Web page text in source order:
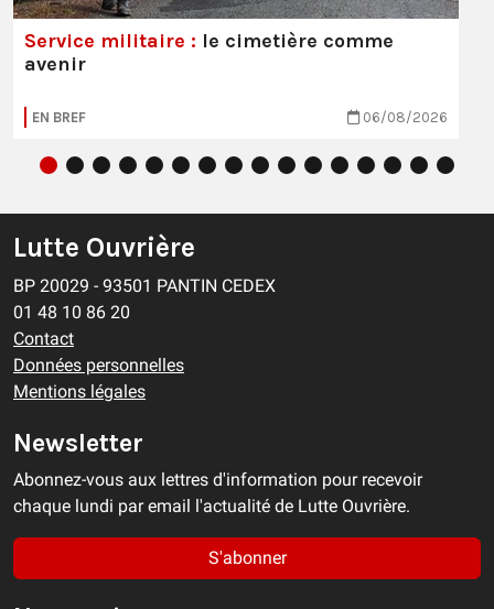
Service militaire : le cimetière comme
avenir
EN BREF 06/08/2026
Lutte Ouvrière
BP 20029 - 93501 PANTIN CEDEX
01 48 10 86 20
Contact
Données personnelles
Mentions légales
Newsletter
Abonnez-vous aux lettres d'information pour recevoir
chaque lundi par email l'actualité de Lutte Ouvrière.
S'abonner